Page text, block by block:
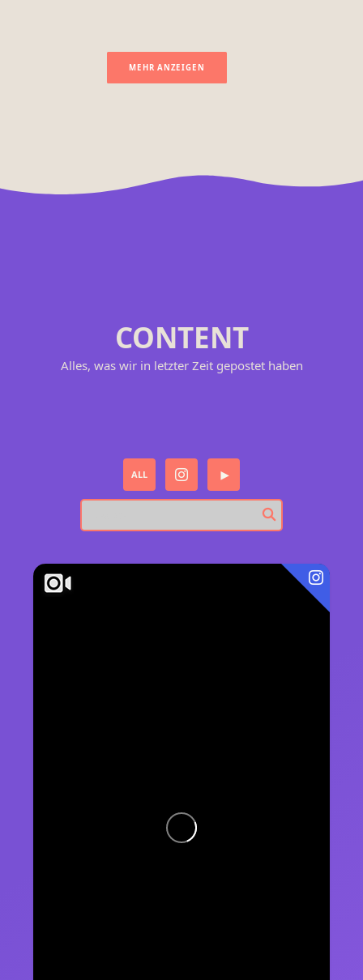
MEHR ANZEIGEN
CONTENT
Alles, was wir in letzter Zeit gepostet haben
ALL